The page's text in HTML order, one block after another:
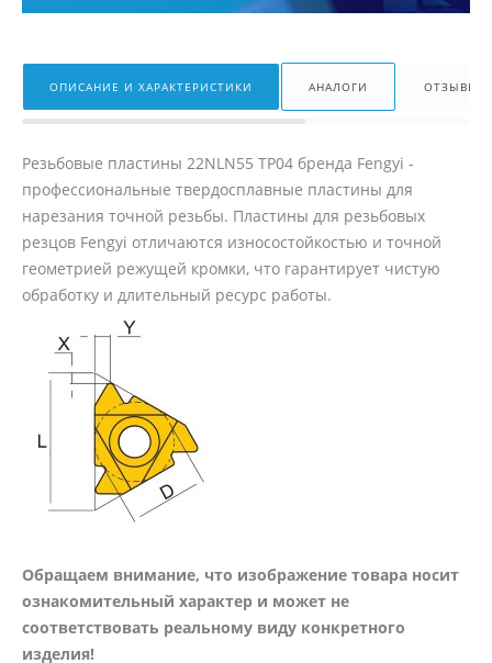
ОПИСАНИЕ И ХАРАКТЕРИСТИКИ АНАЛОГИ ОТЗЫВЫ
Резьбовые пластины 22NLN55 TP04 бренда Fengyi -
профессиональные твердосплавные пластины для
нарезания точной резьбы. Пластины для резьбовых
резцов Fengyi отличаются износостойкостью и точной
геометрией режущей кромки, что гарантирует чистую
обработку и длительный ресурс работы.
Обращаем внимание, что изображение товара носит
ознакомительный характер и может не
соответствовать реальному виду конкретного
изделия!